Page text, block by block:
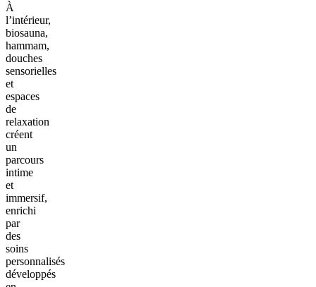
À
l’intérieur,
biosauna,
hammam,
douches
sensorielles
et
espaces
de
relaxation
créent
un
parcours
intime
et
immersif,
enrichi
par
des
soins
personnalisés
développés